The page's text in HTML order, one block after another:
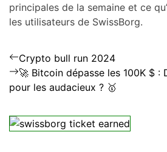
principales de la semaine et ce
les utilisateurs de SwissBorg.
Navigation
de
Previous
post:
Crypto bull run 2024
Next
post:
🚀 Bitcoin dépasse les 100K $ :
pour les audacieux ? 🥇